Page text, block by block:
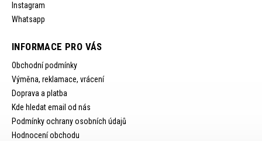
Instagram
Whatsapp
INFORMACE PRO VÁS
Obchodní podmínky
Výměna, reklamace, vrácení
Doprava a platba
Kde hledat email od nás
Podmínky ochrany osobních údajů
Hodnocení obchodu